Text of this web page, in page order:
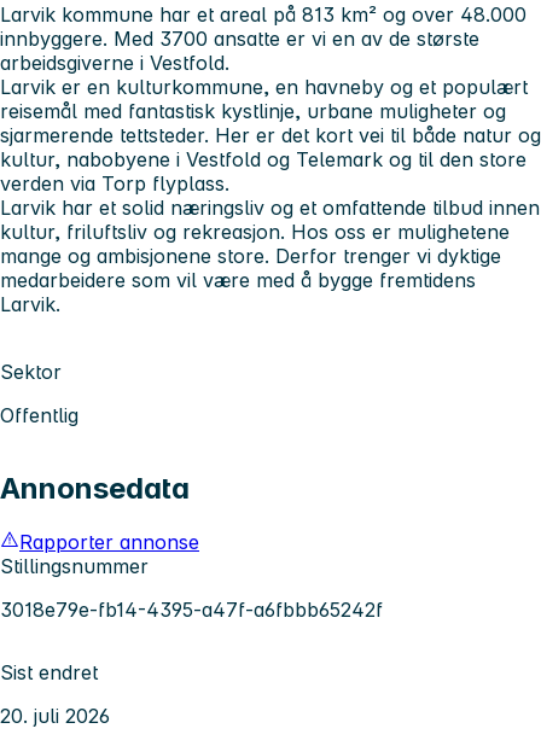
Larvik kommune har et areal på 813 km² og over 48.000
innbyggere. Med 3700 ansatte er vi en av de største
arbeidsgiverne i Vestfold.
Larvik er en kulturkommune, en havneby og et populært
reisemål med fantastisk kystlinje, urbane muligheter og
sjarmerende tettsteder. Her er det kort vei til både natur og
kultur, nabobyene i Vestfold og Telemark og til den store
verden via Torp flyplass.
Larvik har et solid næringsliv og et omfattende tilbud innen
kultur, friluftsliv og rekreasjon. Hos oss er mulighetene
mange og ambisjonene store. Derfor trenger vi dyktige
medarbeidere som vil være med å bygge fremtidens
Larvik.
Sektor
Offentlig
Annonsedata
Rapporter annonse
Stillingsnummer
3018e79e-fb14-4395-a47f-a6fbbb65242f
Sist endret
20. juli 2026